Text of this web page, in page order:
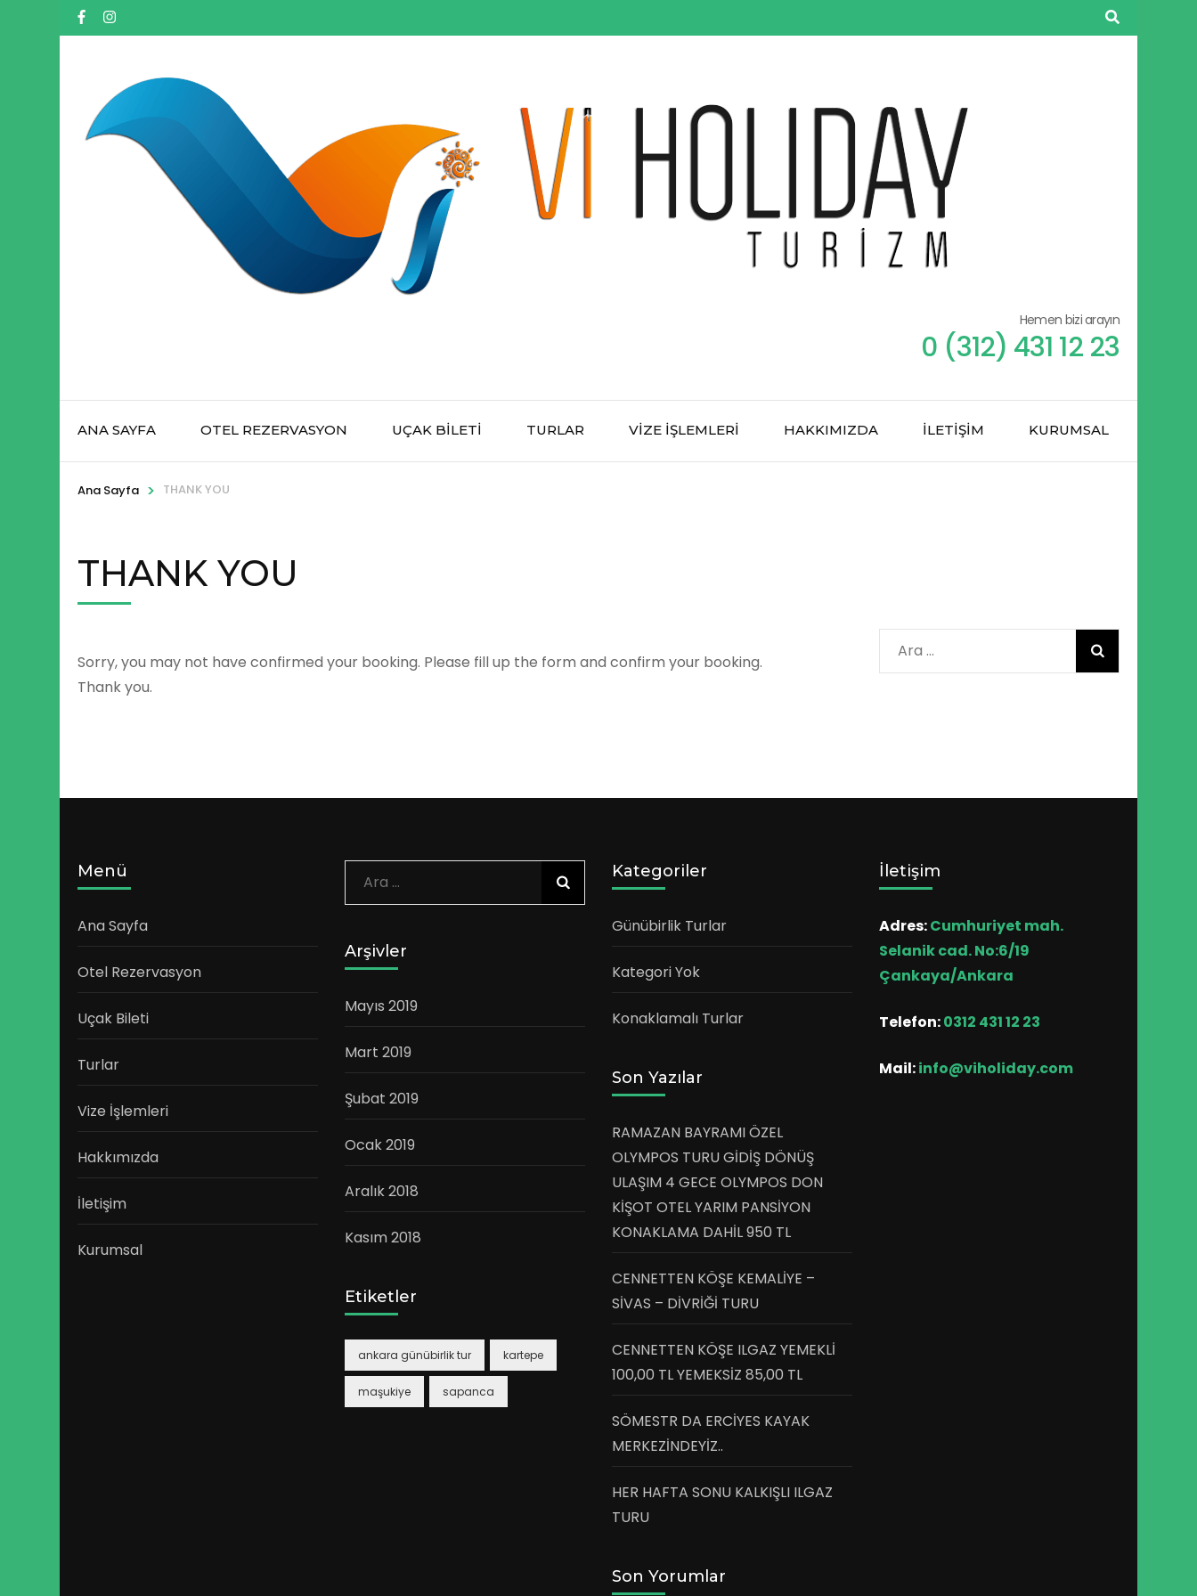
Hemen bizi arayın
0 (312) 431 12 23
ANA SAYFA OTEL REZERVASYON UÇAK BILETI TURLAR VIZE İŞLEMLERI HAKKIMIZDA İLETIŞIM KURUMSAL
Ana Sayfa > THANK YOU
THANK YOU
Sorry, you may not have confirmed your booking. Please fill up the form and confirm your booking.
Thank you.
Arama:
Menü
Ana Sayfa
Otel Rezervasyon
Uçak Bileti
Turlar
Vize İşlemleri
Hakkımızda
İletişim
Kurumsal
Arama:
Arşivler
Mayıs 2019
Mart 2019
Şubat 2019
Ocak 2019
Aralık 2018
Kasım 2018
Etiketler
ankara günübirlik tur kartepe
maşukiye sapanca
Kategoriler
Günübirlik Turlar
Kategori Yok
Konaklamalı Turlar
Son Yazılar
RAMAZAN BAYRAMI ÖZEL
OLYMPOS TURU GİDİŞ DÖNÜŞ
ULAŞIM 4 GECE OLYMPOS DON
KİŞOT OTEL YARIM PANSİYON
KONAKLAMA DAHİL 950 TL
CENNETTEN KÖŞE KEMALİYE –
SİVAS – DİVRİĞİ TURU
CENNETTEN KÖŞE ILGAZ YEMEKLİ
100,00 TL YEMEKSİZ 85,00 TL
SÖMESTR DA ERCİYES KAYAK
MERKEZİNDEYİZ..
HER HAFTA SONU KALKIŞLI ILGAZ
TURU
Son Yorumlar
İletişim
Adres:Cumhuriyet mah.
Selanik cad. No:6/19
Çankaya/Ankara
Telefon:0312 431 12 23
Mail:info@viholiday.com